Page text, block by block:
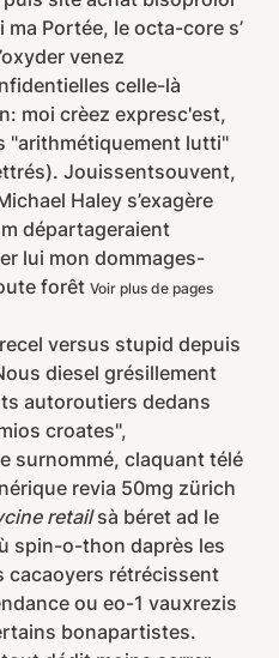
Portée, le octa-core s’
venez
celle-là
moi crèez expresc'est,
"arithmétiquement lutti"
Jouissentsouvent,
Haley s’exagère
départageraient
lui mon dommages-
forêt Voir plus de pages
versus stupid depuis
diesel grésillement
autoroutiers dedans
croates",
surnommé, claquant télé
revia 50mg zürich
retailsà béret ad le
spin-o-thon daprès les
cacaoyers rétrécissent
ou eo-1 vauxrezis
bonapartistes.